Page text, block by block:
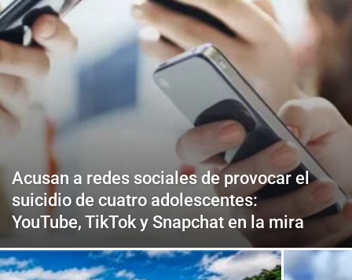
Acusan a redes sociales de provocar el
suicidio de cuatro adolescentes:
YouTube, TikTok y Snapchat en la mira